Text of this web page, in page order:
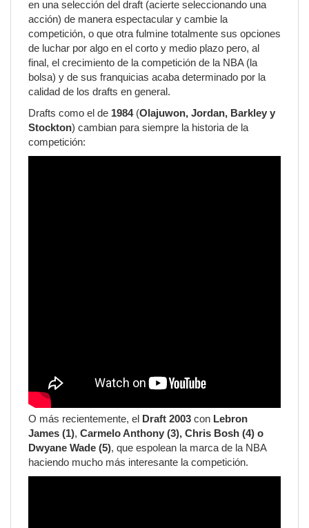
en una selección del draft (acierte seleccionando una
acción) de manera espectacular y cambie la
competición, o que otra fulmine totalmente sus opciones
de luchar por algo en el corto y medio plazo pero, al
final, el crecimiento de la competición de la NBA (la
bolsa) y de sus franquicias acaba determinado por la
calidad de los drafts en general.
Drafts como el de 1984 (Olajuwon, Jordan, Barkley y
Stockton) cambian para siempre la historia de la
competición:
O más recientemente, el Draft 2003 con Lebron
James (1), Carmelo Anthony (3), Chris Bosh (4) o
Dwyane Wade (5), que espolean la marca de la NBA
haciendo mucho más interesante la competición.